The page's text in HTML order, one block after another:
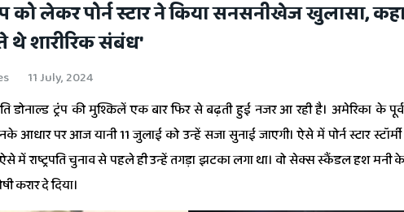
ट्रंप को लेकर पोर्न स्टार ने किया सनसनीखेज खुलासा,
थे शारीरिक संबंध'
11 July, 2024
डोनाल्ड ट्रंप की मुश्किलें एक बार फिर से बढ़ती हुई नजर आ रही है। अमेरिका के पूर्व
आधार पर आज यानी 11 जुलाई को उन्हें सजा सुनाई जाएगी। ऐसे में पोर्न स्टार
में राष्ट्रपति चुनाव से पहले ही उन्हें तगड़ा झटका लगा था। वो सेक्स स्कैंडल हश
करार दे दिया।